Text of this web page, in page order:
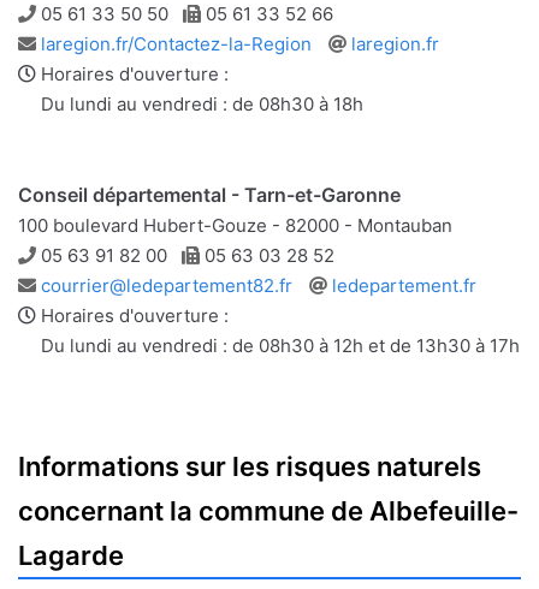
Téléphone
05 61 33 50 50 Télécopie
05 61 33 52 66
Adresse
e-
mail
laregion.fr/Contactez-la-Region
Site
laregion.fr
Horaires d'ouverture :
Du lundi au vendredi : de 08h30 à 18h
Conseil départemental - Tarn-et-Garonne
100 boulevard Hubert-Gouze - 82000 - Montauban
Téléphone
05 63 91 82 00 Télécopie
05 63 03 28 52
Adresse
e-
mail
courrier@ledepartement82.fr
Site
ledepartement.fr
Horaires d'ouverture :
Du lundi au vendredi : de 08h30 à 12h et de 13h30 à 17h
Informations sur les risques naturels
concernant la commune de Albefeuille-
Lagarde